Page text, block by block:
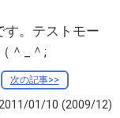
す。テストモー
＾_＾;
次の記事>>
01/10 (2009/12)